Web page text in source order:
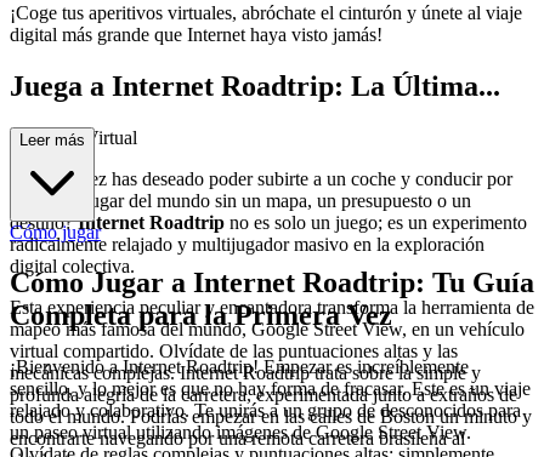
¡Coge tus aperitivos virtuales, abróchate el cinturón y únete al viaje
digital más grande que Internet haya visto jamás!
Juega a Internet Roadtrip: La Última...
Aventura Virtual
¿Alguna vez has deseado poder subirte a un coche y conducir por
cualquier lugar del mundo sin un mapa, un presupuesto o un
destino?Internet Roadtrip no es solo un juego; es un experimento
radicalmente relajado y multijugador masivo en la exploración
digital colectiva.
Esta experiencia peculiar y encantadora transforma la herramienta de
mapeo más famosa del mundo, Google Street View, en un vehículo
virtual compartido. Olvídate de las puntuaciones altas y las
mecánicas complejas. Internet Roadtrip trata sobre la simple y
profunda alegría de la carretera, experimentada junto a extraños de
todo el mundo. Podrías empezar en las calles de Boston un minuto y
encontrarte navegando por una remota carretera brasileña al
Leer más
Cómo jugar
Cómo Jugar a Internet Roadtrip: Tu Guía
Completa para la Primera Vez
¡Bienvenido a Internet Roadtrip! Empezar es increíblemente
sencillo, y lo mejor es que no hay forma de fracasar. Este es un viaje
relajado y colaborativo. Te unirás a un grupo de desconocidos para
un paseo virtual utilizando imágenes de Google Street View.